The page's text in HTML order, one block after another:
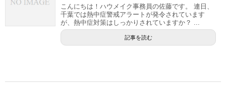
こんにちは！ハウメイク事務員の佐藤です。 連日、
千葉では熱中症警戒アラートが発令されています
が、熱中症対策はしっかりされていますか？ ...
記事を読む